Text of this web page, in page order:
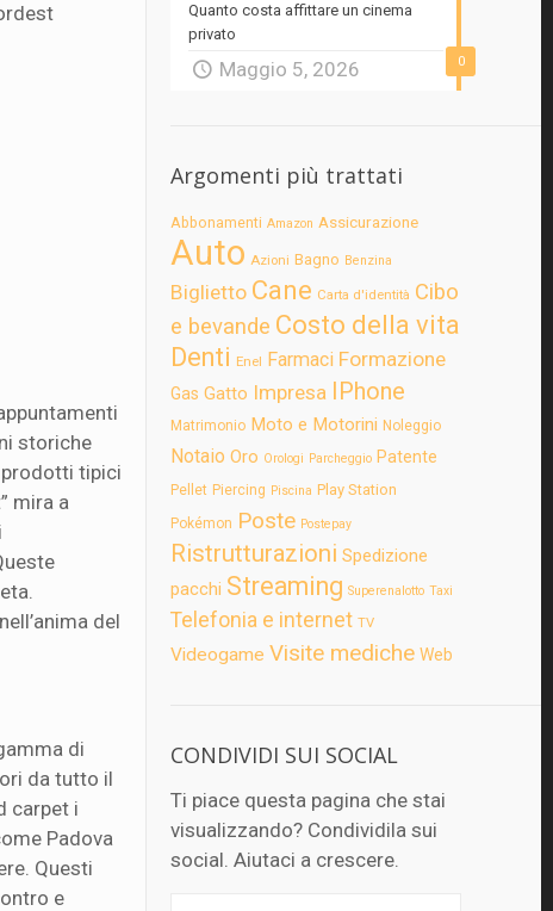
storiche
prodotti tipici
mira a
del
di
da tutto il
carpet i
Padova
Questi
e
0
Quanto costa affittare un cinema
privato
Maggio 5, 2026
Argomenti più trattati
Abbonamenti Amazon Assicurazione
Auto Azioni Bagno Benzina
Biglietto Cane Carta d'identità Cibo
e bevande Costo della vita
Denti Enel Farmaci Formazione
Gas Gatto Impresa IPhone
Matrimonio Moto e Motorini Noleggio
Notaio Oro Orologi Parcheggio Patente
Pellet Piercing Piscina Play Station
Pokémon Poste Postepay
Ristrutturazioni Spedizione
pacchi Streaming Superenalotto Taxi
Telefonia e internet TV
Videogame Visite mediche Web
CONDIVIDI SUI SOCIAL
Ti piace questa pagina che stai
visualizzando? Condividila sui
social. Aiutaci a crescere.